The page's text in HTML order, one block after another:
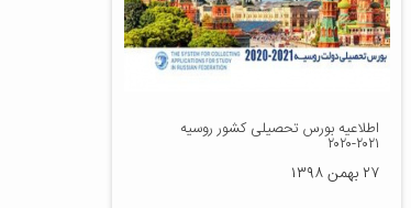
اطلاعیه بورس تحصیلی کشور روسیه
۲۰۲۱-۲۰۲۰
۲۷ بهمن ۱۳۹۸